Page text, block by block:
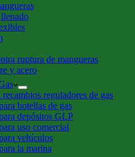
ruptura de mangueras
y acero
reguladores de gas
botellas de gas
depósitos GLP
uso comercial
vehículos
la marina